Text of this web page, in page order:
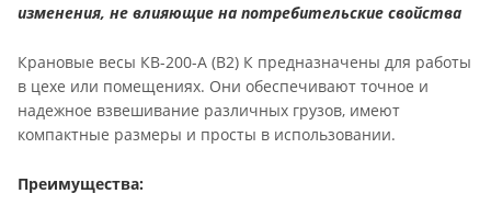
изменения, не влияющие на потребительские свойства
Крановые весы КВ-200-А (В2) К предназначены для работы
в цехе или помещениях. Они обеспечивают точное и
надежное взвешивание различных грузов, имеют
компактные размеры и просты в использовании.
Преимущества: